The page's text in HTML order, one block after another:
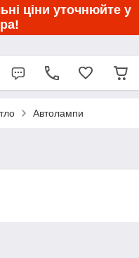
ціни уточнюйте у
Автолампи